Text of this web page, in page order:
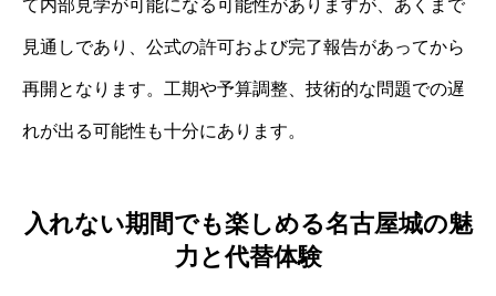
て内部見学が可能になる可能性がありますが、あくまで
見通しであり、公式の許可および完了報告があってから
再開となります。工期や予算調整、技術的な問題での遅
れが出る可能性も十分にあります。
入れない期間でも楽しめる名古屋城の魅
力と代替体験